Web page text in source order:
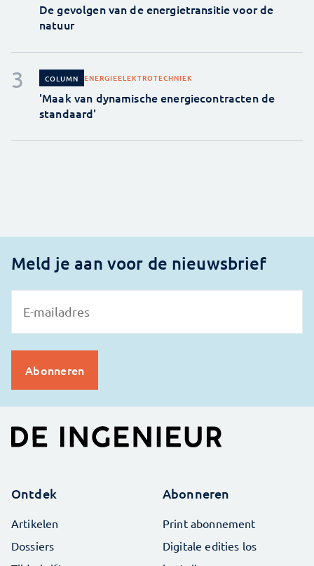
De gevolgen van de energietransitie voor de
natuur
COLUMN ENERGIEELEKTROTECHNIEK
'Maak van dynamische energiecontracten de
standaard'
Meld je aan voor de nieuwsbrief
Ontdek
Artikelen
Dossiers
Abonneren
Print abonnement
Digitale edities los